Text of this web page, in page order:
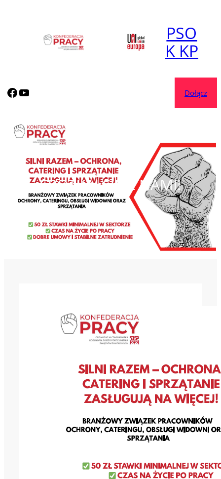
PSO
K KP
korposocjal.comkorposocjal.com Dołącz
SPOTKAJ SIĘ Z NAMI!